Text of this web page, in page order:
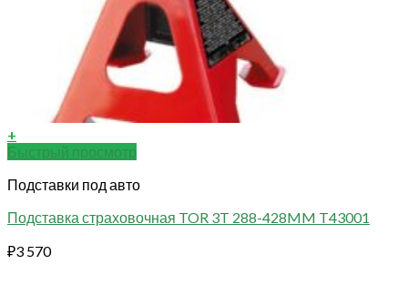
+
Быстрый просмотр
Подставки под авто
Подставка страховочная TOR 3T 288-428MM T43001
₽3 570